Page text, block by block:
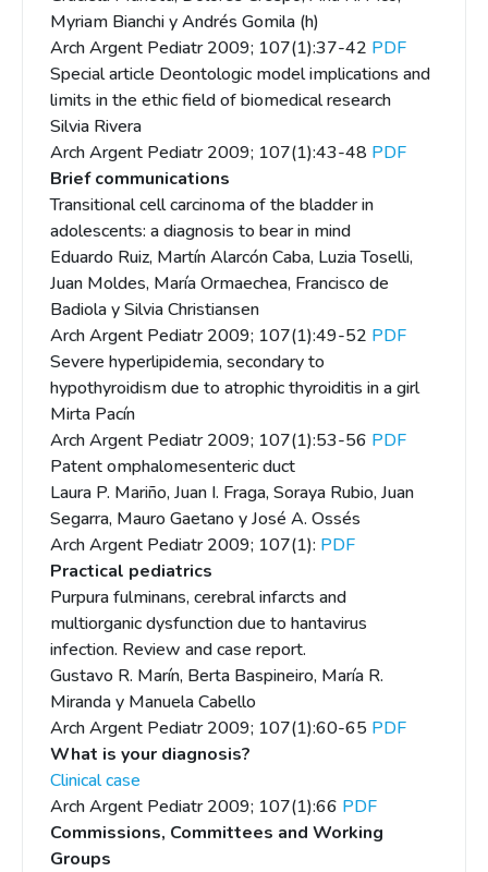
Myriam Bianchi y Andrés Gomila (h)
Arch Argent Pediatr 2009; 107(1):37-42 PDF
Special article Deontologic model implications and
limits in the ethic field of biomedical research
Silvia Rivera
Arch Argent Pediatr 2009; 107(1):43-48 PDF
Brief communications
Transitional cell carcinoma of the bladder in
adolescents: a diagnosis to bear in mind
Eduardo Ruiz, Martín Alarcón Caba, Luzia Toselli,
Juan Moldes, María Ormaechea, Francisco de
Badiola y Silvia Christiansen
Arch Argent Pediatr 2009; 107(1):49-52 PDF
Severe hyperlipidemia, secondary to
hypothyroidism due to atrophic thyroiditis in a girl
Mirta Pacín
Arch Argent Pediatr 2009; 107(1):53-56 PDF
Patent omphalomesenteric duct
Laura P. Mariño, Juan I. Fraga, Soraya Rubio, Juan
Segarra, Mauro Gaetano y José A. Ossés
Arch Argent Pediatr 2009; 107(1): PDF
Practical pediatrics
Purpura fulminans, cerebral infarcts and
multiorganic dysfunction due to hantavirus
infection. Review and case report.
Gustavo R. Marín, Berta Baspineiro, María R.
Miranda y Manuela Cabello
Arch Argent Pediatr 2009; 107(1):60-65 PDF
What is your diagnosis?
Clinical case
Arch Argent Pediatr 2009; 107(1):66 PDF
Commissions, Committees and Working
Groups